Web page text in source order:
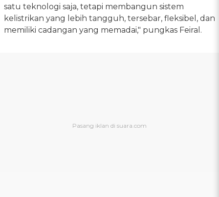
satu teknologi saja, tetapi membangun sistem
kelistrikan yang lebih tangguh, tersebar, fleksibel, dan
memiliki cadangan yang memadai," pungkas Feiral.